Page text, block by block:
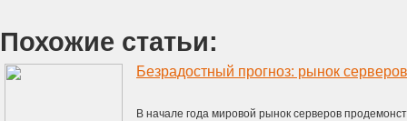
Похожие статьи:
Безрадостный прогноз: рынок
В начале года мировой рынок серверов